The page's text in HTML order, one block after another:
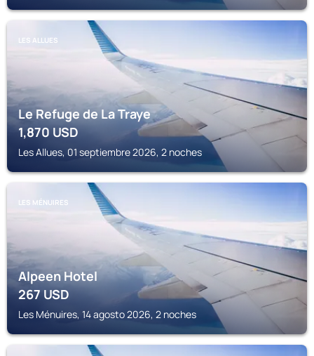
LES ALLUES
Le Refuge de La Traye
1,870USD
Les Allues, 01 septiembre 2026, 2 noches
LES MÉNUIRES
Alpeen Hotel
267USD
Les Ménuires, 14 agosto 2026, 2 noches